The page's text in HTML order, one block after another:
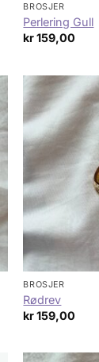
BROSJER
Perlering Gull
kr159,00
BROSJER
Rødrev
kr159,00